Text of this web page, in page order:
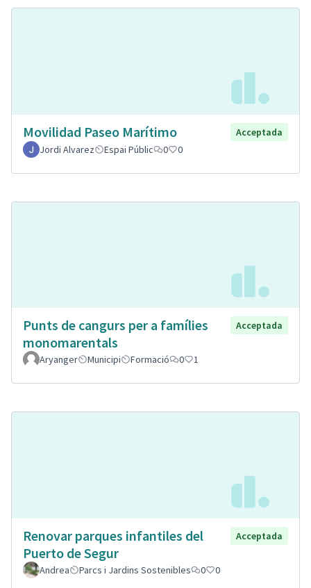
Movilidad Paseo Marítimo
Acceptada
Jordi Alvarez
Espai Públic 0 0
Punts de cangurs per a famílies
monomarentals
Acceptada
Aryanger Municipi Formació 0 1
Renovar parques infantiles del
Puerto de Segur
Acceptada
Andrea Parcs i Jardins Sostenibles 0 0